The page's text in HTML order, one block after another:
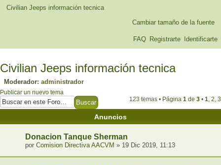
Civilian Jeeps información tecnica
Cambiar tamaño de la fuente
FAQ Registrarte Identificarte
Civilian Jeeps información tecnica
Moderador: administrador
Publicar un nuevo tema
123 temas • Página 1 de 3 • 1, 2, 3
Anuncios
Donacion Tanque Sherman
por Comision Directiva AACVM » 19 Dic 2019, 11:13